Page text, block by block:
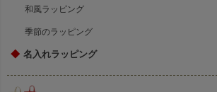
和風ラッピング
季節のラッピング
◆ 名入れラッピング